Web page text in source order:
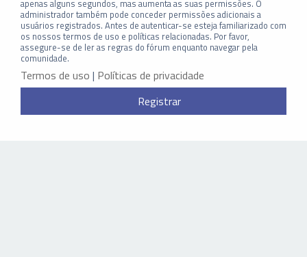
apenas alguns segundos, mas aumenta as suas permissões. O
administrador também pode conceder permissões adicionais a
usuários registrados. Antes de autenticar-se esteja familiarizado com
os nossos termos de uso e políticas relacionadas. Por favor,
assegure-se de ler as regras do fórum enquanto navegar pela
comunidade.
Termos de uso | Políticas de privacidade
Registrar